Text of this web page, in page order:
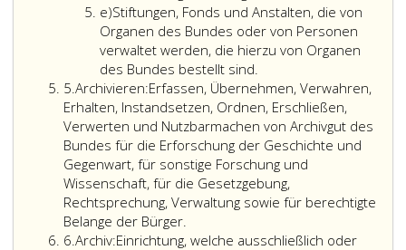
e)Litera
e
Stiftungen, Fonds und Anstalten, die von
Organen des Bundes oder von Personen
verwaltet werden, die hierzu von Organen
des Bundes bestellt sind.
5.Ziffer
5
Archivieren:Erfassen, Übernehmen, Verwahren,
Erhalten, Instandsetzen, Ordnen, Erschließen,
Verwerten und Nutzbarmachen von Archivgut des
Bundes für die Erforschung der Geschichte und
Gegenwart, für sonstige Forschung und
Wissenschaft, für die Gesetzgebung,
Rechtsprechung, Verwaltung sowie für berechtigte
Belange der Bürger.
6.Ziffer
Archiv:Einrichtung, welche ausschließlich oder